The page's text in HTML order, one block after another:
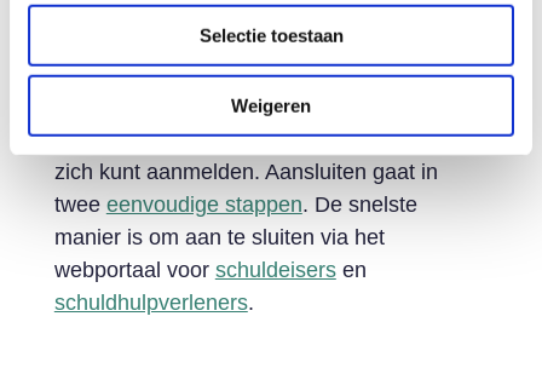
Selectie toestaan
Weigeren
aan de slag te gaan!”
Meer weten over het
Schuldenknooppunt?
Het Schuldenknooppunt organiseert elke
maandinformatiebijeenkomstenwaarvoor u
zich kunt aanmelden. Aansluiten gaat in
twee eenvoudige stappen. De snelste
manier is om aan te sluiten via het
webportaal voor schuldeisersen
schuldhulpverleners.